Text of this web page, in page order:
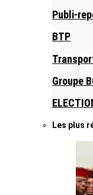
Publi-
BTP
Groupe
Les plus